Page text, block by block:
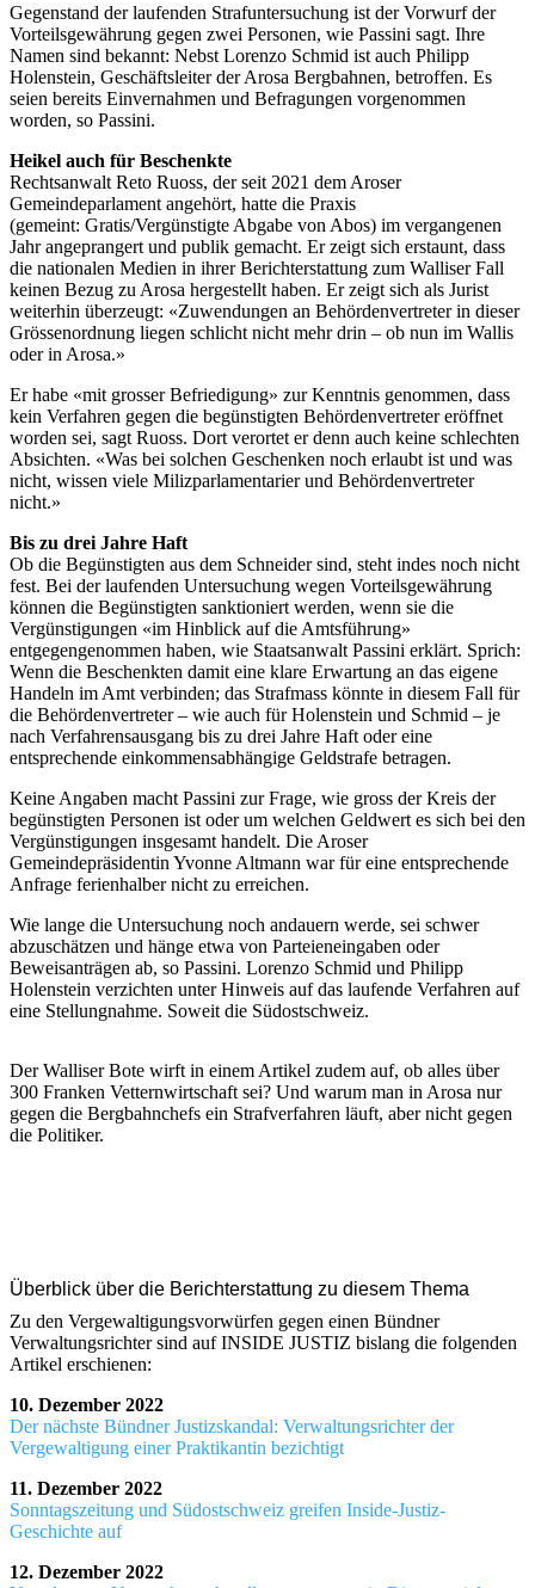
Gegenstand der laufenden Strafuntersuchung ist der Vorwurf der
Vorteilsgewährung gegen zwei Personen, wie Passini sagt. Ihre
Namen sind bekannt: Nebst Lorenzo Schmid ist auch Philipp
Holenstein, Geschäftsleiter der Arosa Bergbahnen, betroffen. Es
seien bereits Einvernahmen und Befragungen vorgenommen
worden, so Passini.
Heikel auch für Beschenkte
Rechtsanwalt Reto Ruoss, der seit 2021 dem Aroser
Gemeindeparlament angehört, hatte die Praxis
(gemeint: Gratis/Vergünstigte Abgabe von Abos) im vergangenen
Jahr angeprangert und publik gemacht. Er zeigt sich erstaunt, dass
die nationalen Medien in ihrer Berichterstattung zum Walliser Fall
keinen Bezug zu Arosa hergestellt haben. Er zeigt sich als Jurist
weiterhin überzeugt: «Zuwendungen an Behördenvertreter in dieser
Grössenordnung liegen schlicht nicht mehr drin – ob nun im Wallis
oder in Arosa.»
Er habe «mit grosser Befriedigung» zur Kenntnis genommen, dass
kein Verfahren gegen die begünstigten Behördenvertreter eröffnet
worden sei, sagt Ruoss. Dort verortet er denn auch keine schlechten
Absichten. «Was bei solchen Geschenken noch erlaubt ist und was
nicht, wissen viele Milizparlamentarier und Behördenvertreter
nicht.»
Bis zu drei Jahre Haft
Ob die Begünstigten aus dem Schneider sind, steht indes noch nicht
fest. Bei der laufenden Untersuchung wegen Vorteilsgewährung
können die Begünstigten sanktioniert werden, wenn sie die
Vergünstigungen «im Hinblick auf die Amtsführung»
entgegengenommen haben, wie Staatsanwalt Passini erklärt. Sprich:
Wenn die Beschenkten damit eine klare Erwartung an das eigene
Handeln im Amt verbinden; das Strafmass könnte in diesem Fall für
die Behördenvertreter – wie auch für Holenstein und Schmid – je
nach Verfahrensausgang bis zu drei Jahre Haft oder eine
entsprechende einkommensabhängige Geldstrafe betragen.
Keine Angaben macht Passini zur Frage, wie gross der Kreis der
begünstigten Personen ist oder um welchen Geldwert es sich bei den
Vergünstigungen insgesamt handelt. Die Aroser
Gemeindepräsidentin Yvonne Altmann war für eine entsprechende
Anfrage ferienhalber nicht zu erreichen.
Wie lange die Untersuchung noch andauern werde, sei schwer
abzuschätzen und hänge etwa von Parteieneingaben oder
Beweisanträgen ab, so Passini. Lorenzo Schmid und Philipp
Holenstein verzichten unter Hinweis auf das laufende Verfahren auf
eine Stellungnahme. Soweit die Südostschweiz.
Der Walliser Bote wirft in einem Artikel zudem auf, ob alles über
300 Franken Vetternwirtschaft sei? Und warum man in Arosa nur
gegen die Bergbahnchefs ein Strafverfahren läuft, aber nicht gegen
die Politiker.
Überblick über die Berichterstattung zu diesem Thema
Zu den Vergewaltigungsvorwürfen gegen einen Bündner
Verwaltungsrichter sind auf INSIDE JUSTIZ bislang die folgenden
Artikel erschienen:
10. Dezember 2022
Der nächste Bündner Justizskandal: Verwaltungsrichter der
Vergewaltigung einer Praktikantin bezichtigt
11. Dezember 2022
Sonntagszeitung und Südostschweiz greifen Inside-Justiz-
Geschichte auf
12. Dezember 2022